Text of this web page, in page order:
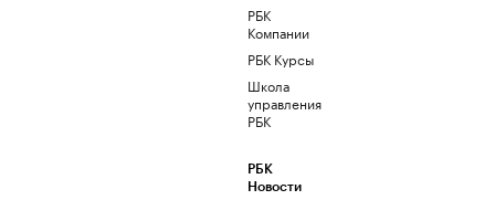
РБК
Компании
РБК Курсы
Школа
управления
РБК
РБК
Новости